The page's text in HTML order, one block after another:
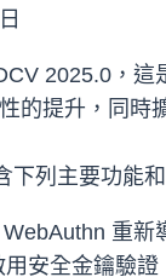
2025.0，
的提升，同時
下列主要功能
重
安全金鑰驗